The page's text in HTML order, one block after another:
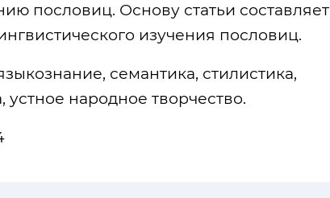
пословиц. Основу статьи составляет
изучения пословиц.
семантика, стилистика,
устное народное творчество.